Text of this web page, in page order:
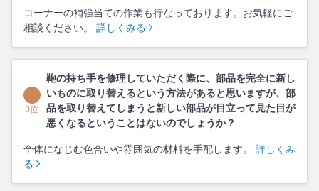
コーナーの補強当ての作業も行なっております。お気軽にご
相談ください。 詳しくみる
3位
鞄の持ち手を修理していただく際に、部品を完全に新し
いものに取り替えるという方法があると思いますが、部
品を取り替えてしまうと新しい部品が目立って見た目が
悪くなるということはないのでしょうか？
全体になじむ色合いや雰囲気の材料を手配します。 詳しくみ
る